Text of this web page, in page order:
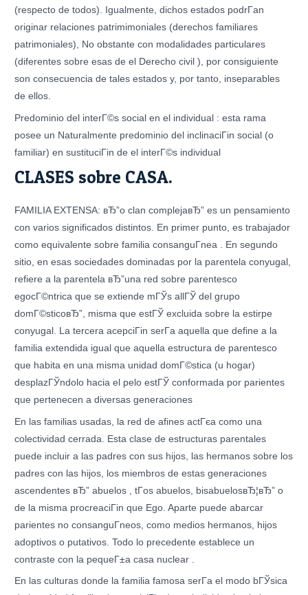
(respecto de todos). Igualmente, dichos estados podrГ­an
originar relaciones patrimimoniales (derechos familiares
patrimoniales), No obstante con modalidades particulares
(diferentes sobre esas de el Derecho civil ), por consiguiente
son consecuencia de tales estados y, por tanto, inseparables
de ellos.
Predominio del interГ©s social en el individual : esta rama
posee un Naturalmente predominio del inclinaciГіn social (o
familiar) en sustituciГіn de el interГ©s individual
CLASES sobre CASA.
FAMILIA EXTENSA: вЂ”o clan complejaвЂ” es un pensamiento
con varios significados distintos. En primer punto, es trabajador
como equivalente sobre familia consanguГ­nea . En segundo
sitio, en esas sociedades dominadas por la parentela conyugal,
refiere a la parentela вЂ”una red sobre parentesco
egocГ©ntrica que se extiende mГЎs allГЎ del grupo
domГ©sticoвЂ”, misma que estГЎ excluida sobre la estirpe
conyugal. La tercera acepciГіn serГ­a aquella que define a la
familia extendida igual que aquella estructura de parentesco
que habita en una misma unidad domГ©stica (u hogar)
desplazГЎndolo hacia el pelo estГЎ conformada por parientes
que pertenecen a diversas generaciones
En las familias usadas, la red de afines actГєa como una
colectividad cerrada. Esta clase de estructuras parentales
puede incluir a las padres con sus hijos, las hermanos sobre los
padres con las hijos, los miembros de estas generaciones
ascendentes вЂ” abuelos , tГ­os abuelos, bisabuelosвЂ¦вЂ” o
de la misma procreaciГіn que Ego. Aparte puede abarcar
parientes no consanguГ­neos, como medios hermanos, hijos
adoptivos o putativos. Todo lo precedente establece un
contraste con la pequeГ±a casa nuclear .
En las culturas donde la familia famosa serГ­a el modo bГЎsica